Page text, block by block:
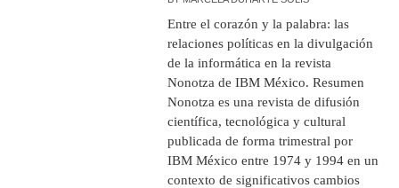
Entre el corazón y la palabra: las
relaciones políticas en la divulgación
de la informática en la revista
Nonotza de IBM México. Resumen
Nonotza es una revista de difusión
científica, tecnológica y cultural
publicada de forma trimestral por
IBM México entre 1974 y 1994 en un
contexto de significativos cambios